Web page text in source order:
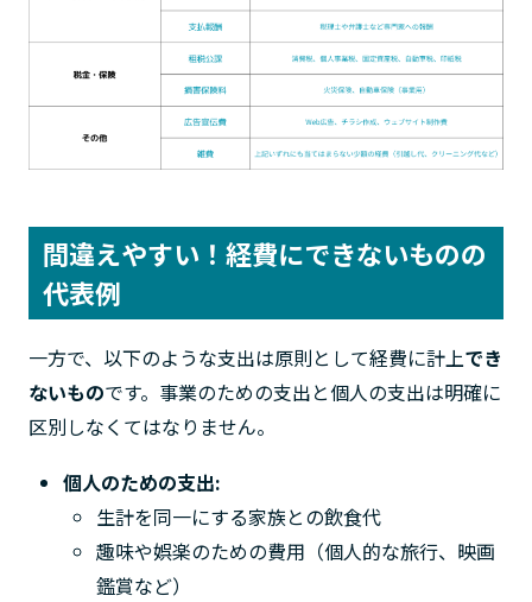
間違えやすい！経費にできないものの
代表例
一方で、以下のような支出は原則として経費に計上でき
ないものです。事業のための支出と個人の支出は明確に
区別しなくてはなりません。
個人のための支出:
生計を同一にする家族との飲食代
趣味や娯楽のための費用（個人的な旅行、映画
鑑賞など）